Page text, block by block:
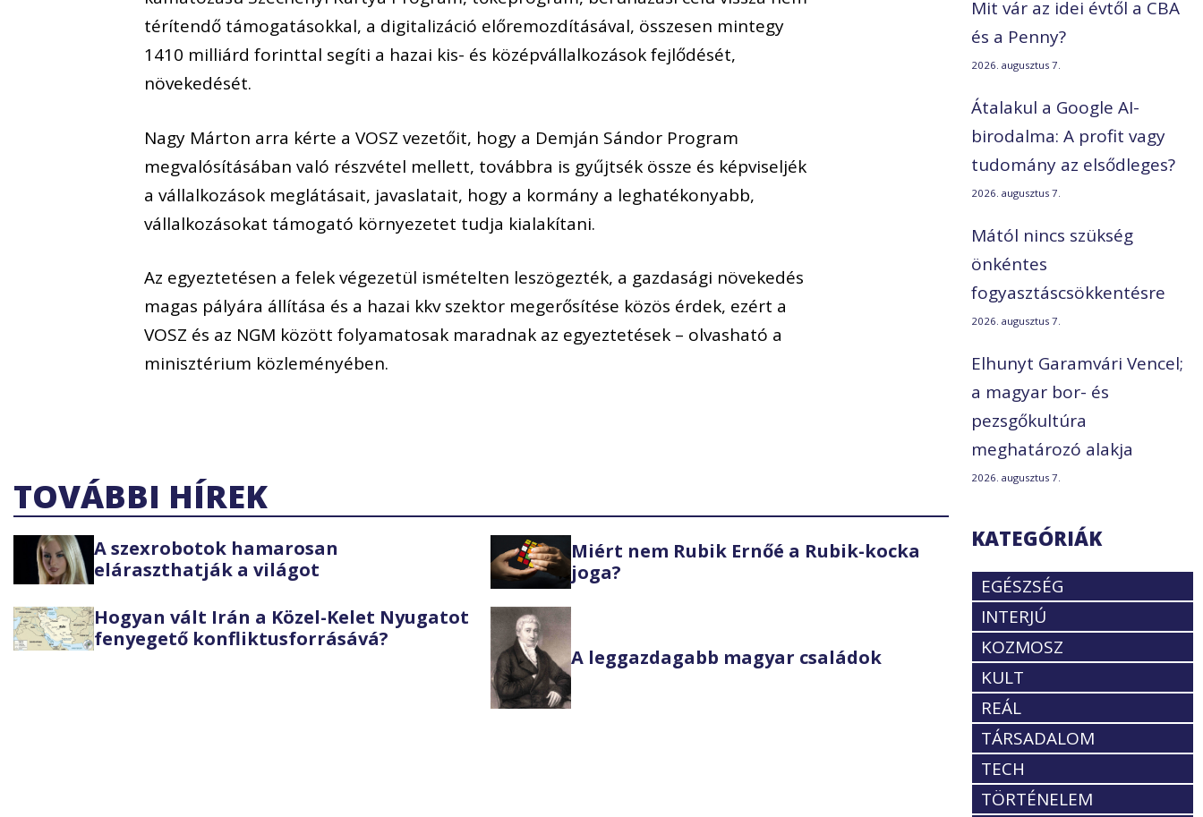
térítendő támogatásokkal, a digitalizáció előremozdításával, összesen mintegy
1410 milliárd forinttal segíti a hazai kis- és középvállalkozások fejlődését,
növekedését.
Nagy Márton arra kérte a VOSZ vezetőit, hogy a Demján Sándor Program
megvalósításában való részvétel mellett, továbbra is gyűjtsék össze és képviseljék
a vállalkozások meglátásait, javaslatait, hogy a kormány a leghatékonyabb,
vállalkozásokat támogató környezetet tudja kialakítani.
Az egyeztetésen a felek végezetül ismételten leszögezték, a gazdasági növekedés
magas pályára állítása és a hazai kkv szektor megerősítése közös érdek, ezért a
VOSZ és az NGM között folyamatosak maradnak az egyeztetések – olvasható a
minisztérium közleményében.
TOVÁBBI HÍREK
A szexrobotok hamarosan
eláraszthatják a világot
Miért nem Rubik Ernőé a Rubik-kocka
joga?
Hogyan vált Irán a Közel-Kelet Nyugatot
fenyegető konfliktusforrásává?
A leggazdagabb magyar családok
Mit vár az idei évtől a CBA
és a Penny?
2026. augusztus 7.
Átalakul a Google AI-
birodalma: A profit vagy
tudomány az elsődleges?
2026. augusztus 7.
Mától nincs szükség
önkéntes
fogyasztáscsökkentésre
2026. augusztus 7.
Elhunyt Garamvári Vencel;
a magyar bor- és
pezsgőkultúra
meghatározó alakja
2026. augusztus 7.
KATEGÓRIÁK
EGÉSZSÉG
INTERJÚ
KOZMOSZ
KULT
REÁL
TÁRSADALOM
TECH
TÖRTÉNELEM